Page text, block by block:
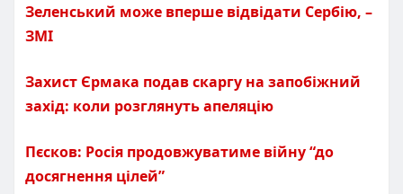
Зеленський може вперше відвідати Сербію, –
ЗМІ
Захист Єрмака подав скаргу на запобіжний
захід: коли розглянуть апеляцію
Пєсков: Росія продовжуватиме війну “до
досягнення цілей”